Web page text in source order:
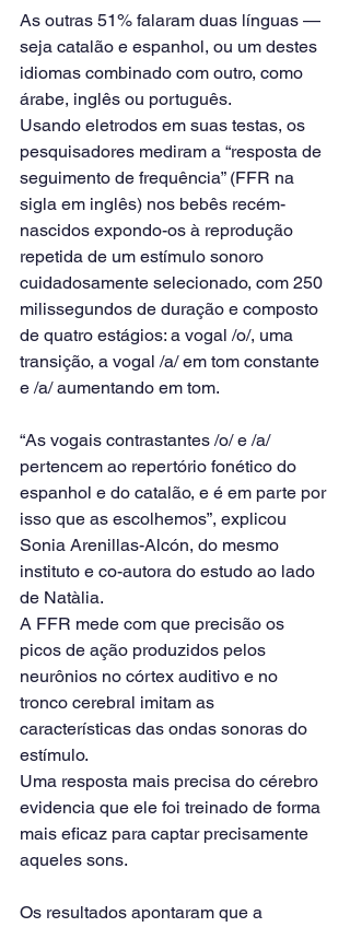
As outras 51% falaram duas línguas —
seja catalão e espanhol, ou um destes
idiomas combinado com outro, como
árabe, inglês ou português.
Usando eletrodos em suas testas, os
pesquisadores mediram a “resposta de
seguimento de frequência” (FFR na
sigla em inglês) nos bebês recém-
nascidos expondo-os à reprodução
repetida de um estímulo sonoro
cuidadosamente selecionado, com 250
milissegundos de duração e composto
de quatro estágios: a vogal /o/, uma
transição, a vogal /a/ em tom constante
e /a/ aumentando em tom.
“As vogais contrastantes /o/ e /a/
pertencem ao repertório fonético do
espanhol e do catalão, e é em parte por
isso que as escolhemos”, explicou
Sonia Arenillas-Alcón, do mesmo
instituto e co-autora do estudo ao lado
de Natàlia.
A FFR mede com que precisão os
picos de ação produzidos pelos
neurônios no córtex auditivo e no
tronco cerebral imitam as
características das ondas sonoras do
estímulo.
Uma resposta mais precisa do cérebro
evidencia que ele foi treinado de forma
mais eficaz para captar precisamente
aqueles sons.
Os resultados apontaram que a